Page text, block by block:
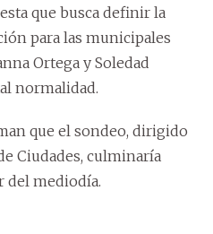
que busca definir la
para las municipales
Ortega y Soledad
normalidad.
que el sondeo, dirigido
Ciudades, culminaría
del mediodía.